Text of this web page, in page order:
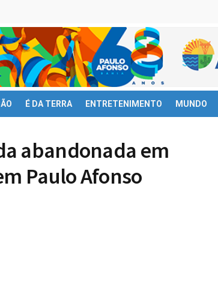
É DA TERRA ENTRETENIMENTO MUNDO
abandonada em
Paulo Afonso